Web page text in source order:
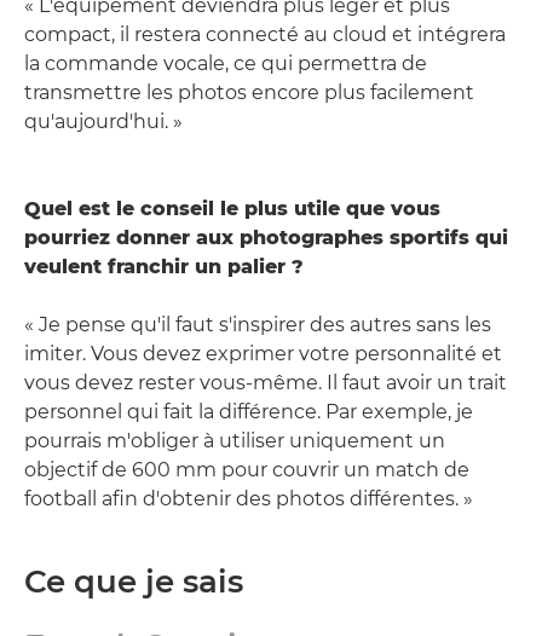
« L'équipement deviendra plus léger et plus
compact, il restera connecté au cloud et intégrera
la commande vocale, ce qui permettra de
transmettre les photos encore plus facilement
qu'aujourd'hui. »
Quel est le conseil le plus utile que vous
pourriez donner aux photographes sportifs qui
veulent franchir un palier ?
« Je pense qu'il faut s'inspirer des autres sans les
imiter. Vous devez exprimer votre personnalité et
vous devez rester vous-même. Il faut avoir un trait
personnel qui fait la différence. Par exemple, je
pourrais m'obliger à utiliser uniquement un
objectif de 600 mm pour couvrir un match de
football afin d'obtenir des photos différentes. »
Ce que je sais